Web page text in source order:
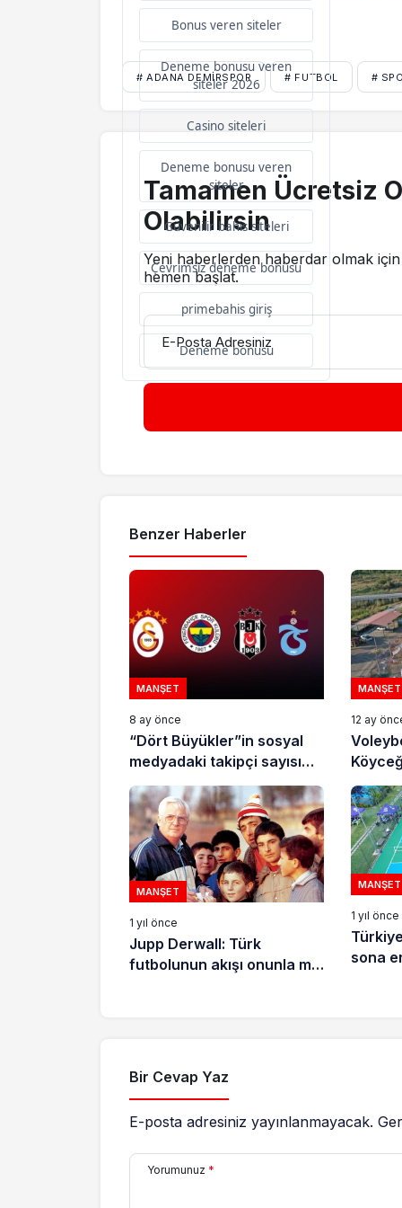
Bonus veren siteler
Deneme bonusu veren
siteler 2026
Casino siteleri
Deneme bonusu veren
siteler
Güvenilir bahis siteleri
Çevrimsiz deneme bonusu
primebahis giriş
Deneme bonusu
# ADANA DEMIRSPOR # FUTBOL #
Tamamen Ücretsiz
Olabilirsin
Yeni haberlerden haberdar olmak
hemen başlat.
E-Posta Adresiniz
Benzer Haberler
MANŞET
8 ay önce
“Dört Büyükler”in sosyal
medyadaki takipçi sayısı
Türkiye nüfusuna yaklaştı
MANŞET
12 ay
Köyceğiz’de,
Zafer
MANŞET
1 yıl önce
Jupp Derwall: Türk
futbolunun akışı onunla mı
MANŞET
1 yıl önce
sona
Bir Cevap Yaz
E-posta adresiniz yayınlanmayacak.
Yorumunuz *